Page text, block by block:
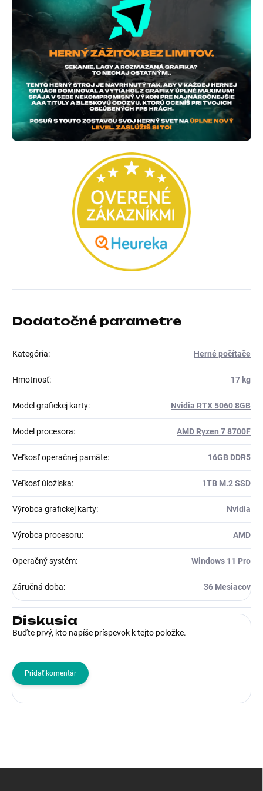
Dodatočné parametre
Kategória: Herné počítače
Hmotnosť: 17 kg
Model grafickej karty: Nvidia RTX 5060 8GB
Model procesora: AMD Ryzen 7 8700F
Veľkosť operačnej pamäte: 16GB DDR5
Veľkosť úložiska: 1TB M.2 SSD
Výrobca grafickej karty: Nvidia
Výrobca procesoru: AMD
Operačný systém: Windows 11 Pro
Záručná doba: 36 Mesiacov
Diskusia
Buďte prvý, kto napíše príspevok k tejto položke.
Pridať komentár